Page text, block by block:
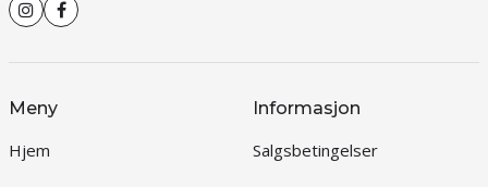
Meny
Hjem
Informasjon
Salgsbetingelser